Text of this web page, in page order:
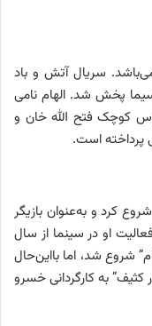
سریال آتش و باد
۱۴۰۲ از شبکه سه سیما پخش شد. الهام نامی
کوچک فتح الله خان و
پرداخته است.
الهام نامی فعالیتش در تئاتر را از سال ۱۳۸۳ شروع کرد و به‌عنوان بازیگر
او در سینما از سال
شروع شد، اما بااین‌حال
کثیف” به کارگردانی خسرو